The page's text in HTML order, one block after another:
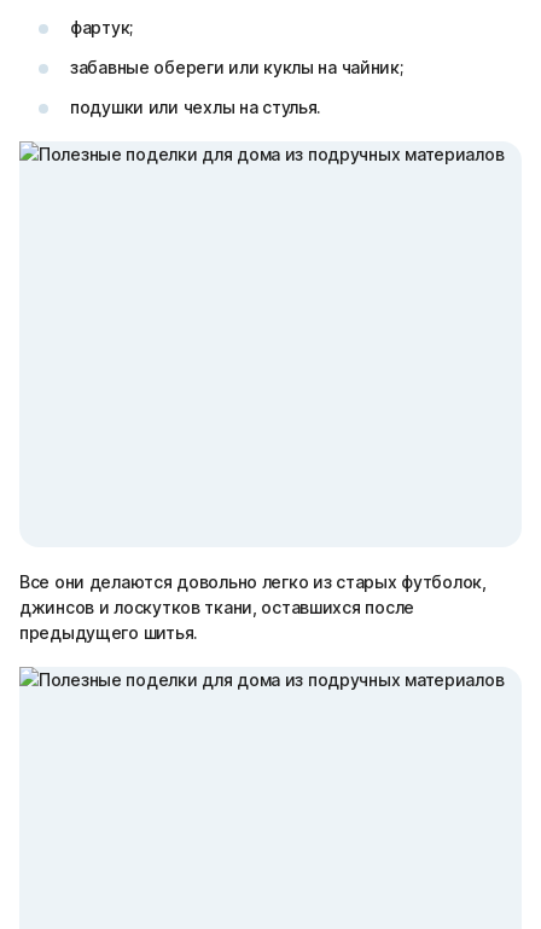
фартук;
забавные обереги или куклы на чайник;
подушки или чехлы на стулья.
Все они делаются довольно легко из старых футболок,
джинсов и лоскутков ткани, оставшихся после
предыдущего шитья.